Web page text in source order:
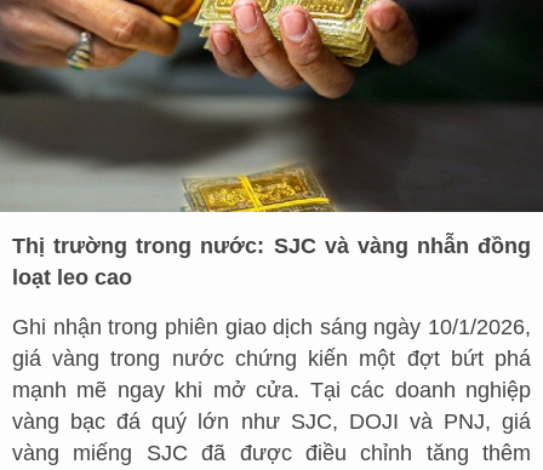
Thị trường trong nước: SJC và vàng nhẫn đồng
loạt leo cao
Ghi nhận trong phiên giao dịch sáng ngày 10/1/2026,
giá vàng trong nước chứng kiến một đợt bứt phá
mạnh mẽ ngay khi mở cửa. Tại các doanh nghiệp
vàng bạc đá quý lớn như SJC, DOJI và PNJ, giá
vàng miếng SJC đã được điều chỉnh tăng thêm